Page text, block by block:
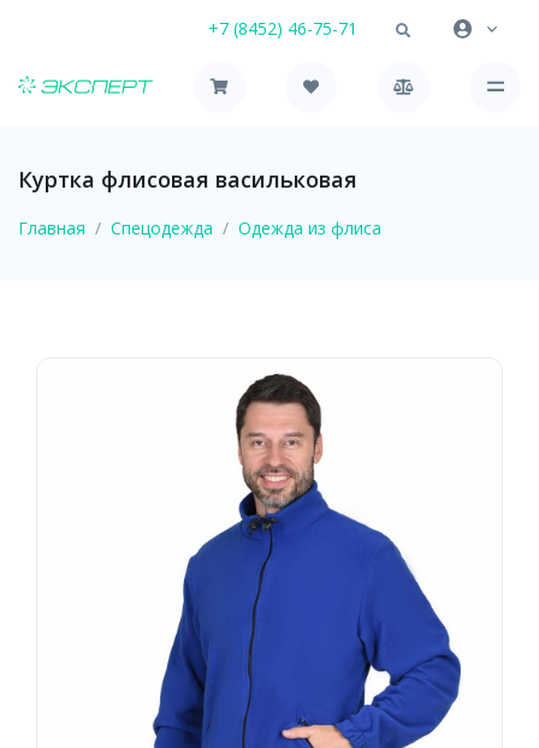
+7 (8452) 46-75-71
Куртка флисовая васильковая
Главная Спецодежда Одежда из флиса